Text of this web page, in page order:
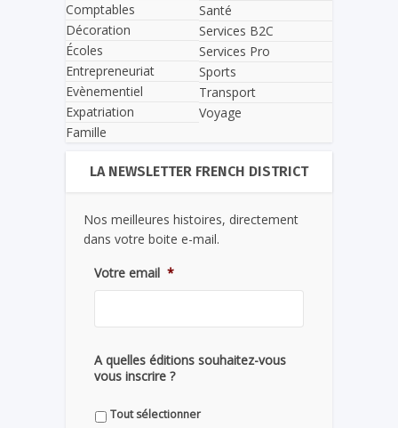
Comptables
Décoration
Écoles
Entrepreneuriat
Evènementiel
Expatriation
Famille
Santé
Services B2C
Services Pro
Sports
Transport
Voyage
LA NEWSLETTER FRENCH DISTRICT
Nos meilleures histoires, directement
dans votre boite e-mail.
Votre email *
A quelles éditions souhaitez-vous
vous inscrire ?
Tout sélectionner